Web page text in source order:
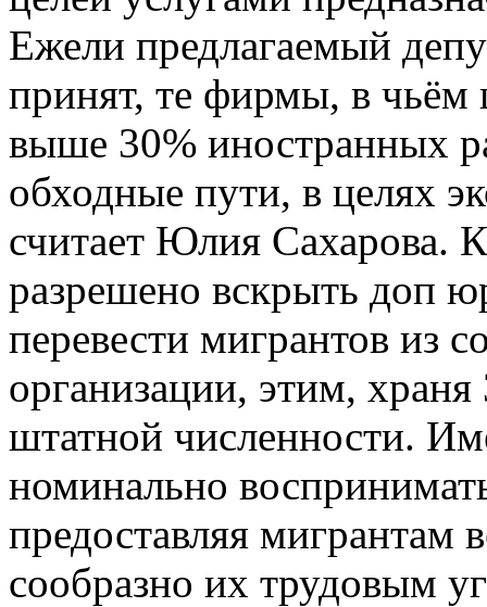
Ежели предлагаемый
принят, те фирмы, в чьём
выше 30% иностранных
обходные пути, в целях
считает Юлия Сахарова.
разрешено вскрыть доп
перевести мигрантов из
организации, этим,
штатной численности.
номинально
предоставляя мигрантам
сообразно их трудовым